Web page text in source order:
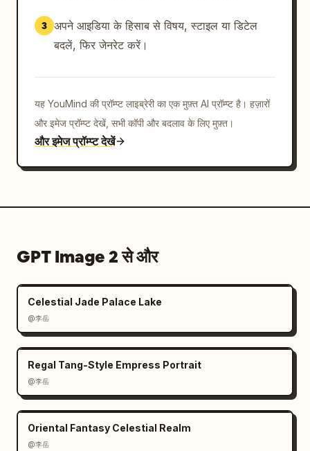
3 अपने आइडिया के हिसाब से विषय, स्टाइल या डिटेल
बदलें, फिर जेनरेट करें।
यह YouMind की प्रॉम्प्ट लाइब्रेरी का एक मुफ़्त AI प्रॉम्प्ट है। हज़ारों
और इमेज प्रॉम्प्ट देखें, सभी कॉपी और बदलाव के लिए मुफ़्त।
और इमेज प्रॉम्प्ट देखें
GPT Image 2 से और
Celestial Jade Palace Lake
@李岳
Regal Tang-Style Empress Portrait
@李岳
Oriental Fantasy Celestial Realm
@李岳